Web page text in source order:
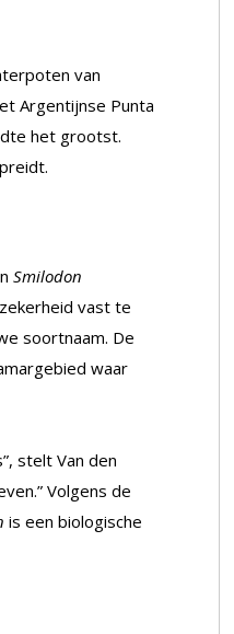
van
Argentijnse Punta
het grootst.
Smilodon
vast te
soortnaam. De
waar
stelt Van den
Volgens de
is een biologische